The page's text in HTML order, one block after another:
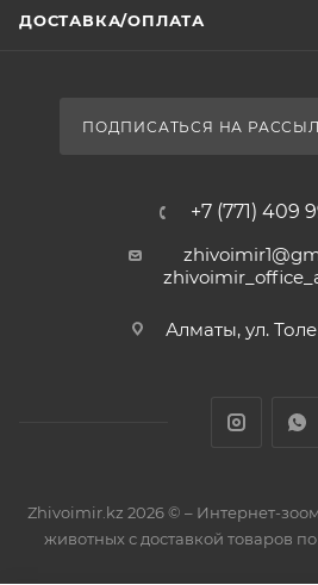
ДОСТАВКА/ОПЛАТА
ПОДПИСАТЬСЯ НА
+7 (771) 409
Алматы, ул.
Zhivoimir.kz 2026 © – Интернет-
животных с доставкой товаров